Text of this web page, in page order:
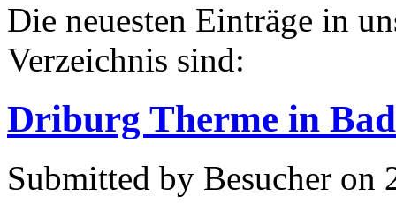
Die neuesten Einträge in
Verzeichnis sind:
Driburg Therme in
Submitted by Besucher on